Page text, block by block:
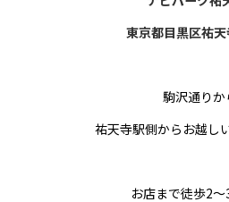
東京都目黒区祐
駒沢通りか
祐天寺駅側からお越し
お店まで徒歩2